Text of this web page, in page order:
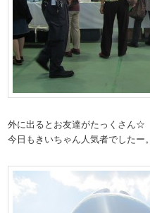
外に出るとお友達がたっくさん☆
今日もきいちゃん人気者でしたー。